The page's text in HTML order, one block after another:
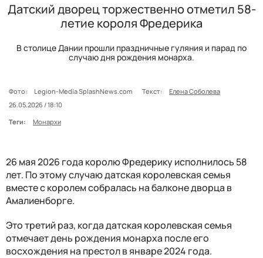
Датский дворец торжественно отметил 58-
летие короля Фредерика
В столице Дании прошли праздничные гуляния и парад по
случаю дня рождения монарха.
Фото: Legion-Media SplashNews.com Текст:
Елена Соболева
26.05.2026 / 18:10
Теги:
Монархи
26 мая 2026 года королю Фредерику исполнилось 58
лет. По этому случаю датская королевская семья
вместе с королем собралась на балконе дворца в
Амалиенборге.
Это третий раз, когда датская королевская семья
отмечает день рождения монарха после его
восхождения на престол в январе 2024 года.